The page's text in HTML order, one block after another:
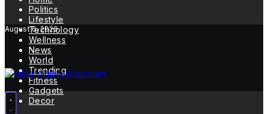
Politics
Lifestyle
Technology
Wellness
News
World
Trending
Fitness
Gadgets
Decor
August 6, 2026